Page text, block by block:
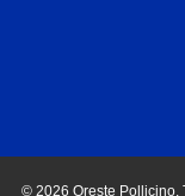
© 2026 Oreste Pollicino.